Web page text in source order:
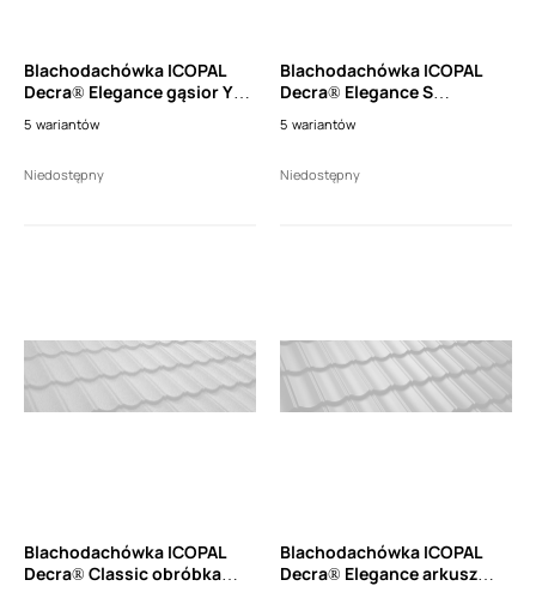
Blachodachówka ICOPAL
Decra® Elegance gąsior Y
25st. startowy (1szt.)
5 wariantów
Niedostępny
Blachodachówka ICOPAL
Decra® Elegance S
dachówka (0,466m2 efekt.
krycia)
5 wariantów
Niedostępny
Blachodachówka ICOPAL
Decra® Classic obróbka
Blachodachówka ICOPAL
Decra® Elegance arkusz